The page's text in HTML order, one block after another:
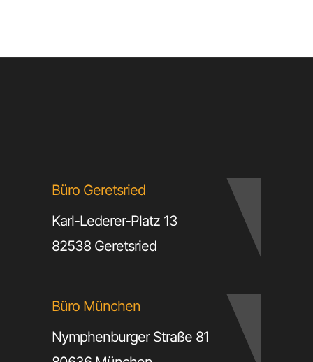
Büro Geretsried
Karl-Lederer-Platz 13
82538 Geretsried
Büro München
Nymphenburger Straße 81